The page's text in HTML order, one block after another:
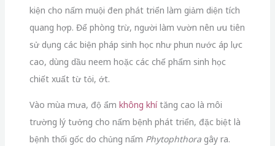
kiện cho nấm muội đen phát triển làm giảm diện tích
quang hợp. Để phòng trừ, người làm vườn nên ưu tiên
sử dụng các biện pháp sinh học như phun nước áp lực
cao, dùng dầu neem hoặc các chế phẩm sinh học
chiết xuất từ tỏi, ớt.
Vào mùa mưa, độ ẩm không khítăng cao là môi
trường lý tưởng cho nấm bệnh phát triển, đặc biệt là
bệnh thối gốc do chủng nấm Phytophthoragây ra.